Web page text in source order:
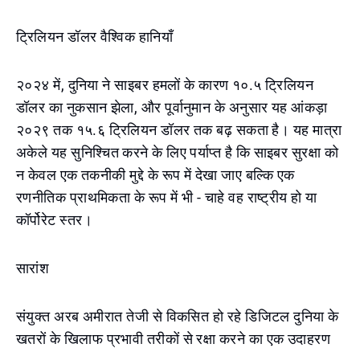
ट्रिलियन डॉलर वैश्विक हानियाँ
२०२४ में, दुनिया ने साइबर हमलों के कारण १०.५ ट्रिलियन
डॉलर का नुकसान झेला, और पूर्वानुमान के अनुसार यह आंकड़ा
२०२९ तक १५.६ ट्रिलियन डॉलर तक बढ़ सकता है। यह मात्रा
अकेले यह सुनिश्चित करने के लिए पर्याप्त है कि साइबर सुरक्षा को
न केवल एक तकनीकी मुद्दे के रूप में देखा जाए बल्कि एक
रणनीतिक प्राथमिकता के रूप में भी - चाहे वह राष्ट्रीय हो या
कॉर्पोरेट स्तर।
सारांश
संयुक्त अरब अमीरात तेजी से विकसित हो रहे डिजिटल दुनिया के
खतरों के खिलाफ प्रभावी तरीकों से रक्षा करने का एक उदाहरण